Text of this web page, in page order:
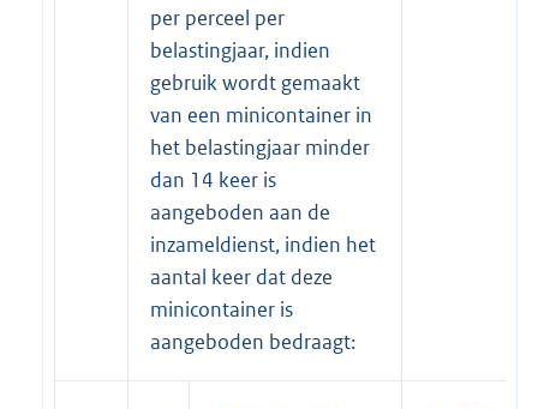
per perceel per
belastingjaar, indien
gebruik wordt gemaakt
van een minicontainer in
het belastingjaar minder
dan 14 keer is
aangeboden aan de
inzameldienst, indien het
aantal keer dat deze
minicontainer is
aangeboden bedraagt: